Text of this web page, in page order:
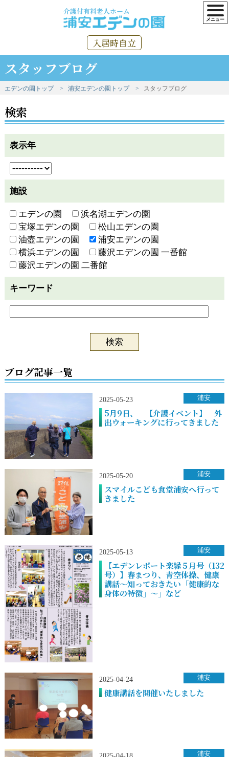
介護付有料老人ホーム
入居時自立
スタッフブログ
エデンの園トップ 浦安エデンの園トップ スタッフブログ
検索
表示年
施設
エデンの園
浜名湖エデンの園
宝塚エデンの園
松山エデンの園
油壺エデンの園
浦安エデンの園
横浜エデンの園
藤沢エデンの園 一番館
藤沢エデンの園 二番館
キーワード
ブログ記事一覧
2025-05-23
5月9日、 【介護イベント】 外
出ウォーキングに行ってきました
浦安
2025-05-20
スマイルこども食堂浦安へ行って
きました
浦安
2025-05-13
【エデンレポート楽縁５月号（132
号）】春まつり、青空体操、健康
講話～知っておきたい「健康的な
身体の特徴」～」など
浦安
2025-04-24
健康講話を開催いたしました
浦安
浦安